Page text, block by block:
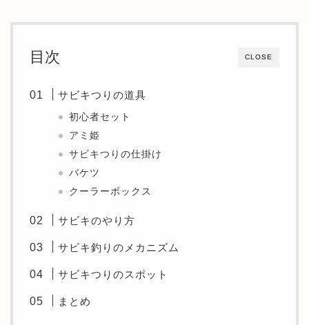
CLOSE
目次
サビキつりの道具
初心者セット
アミ姫
サビキつりの仕掛け
バケツ
クーラーボックス
サビキのやり方
サビキ釣りのメカニズム
サビキつりのスポット
まとめ